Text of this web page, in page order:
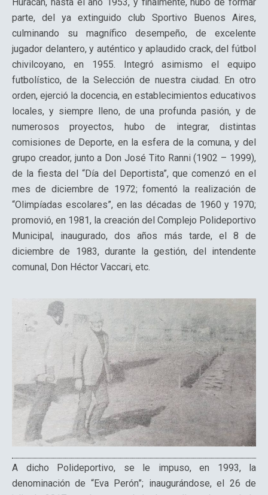
parte, del ya extinguido club Sportivo Buenos Aires,
culminando su magnífico desempeño, de excelente
jugador delantero, y auténtico y aplaudido crack, del fútbol
chivilcoyano, en 1955. Integró asimismo el equipo
futbolístico, de la Selección de nuestra ciudad. En otro
orden, ejerció la docencia, en establecimientos educativos
locales, y siempre lleno, de una profunda pasión, y de
numerosos proyectos, hubo de integrar, distintas
comisiones de Deporte, en la esfera de la comuna, y del
grupo creador, junto a Don José Tito Ranni (1902 – 1999),
de la fiesta del “Día del Deportista”, que comenzó en el
mes de diciembre de 1972; fomentó la realización de
“Olimpíadas escolares”, en las décadas de 1960 y 1970;
promovió, en 1981, la creación del Complejo Polideportivo
Municipal, inaugurado, dos años más tarde, el 8 de
diciembre de 1983, durante la gestión, del intendente
comunal, Don Héctor Vaccari, etc.
A dicho Polideportivo, se le impuso, en 1993, la
denominación de “Eva Perón”; inaugurándose, el 26 de